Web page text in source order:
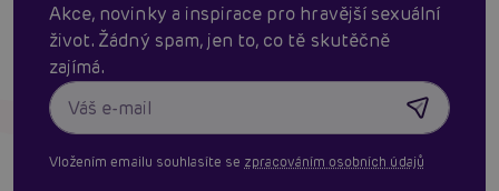
Akce, novinky a inspirace pro hravější sexuální
život. Žádný spam, jen to, co tě skutěčně
zajímá.
Vložením emailu souhlasíte se zpracováním osobních údajů